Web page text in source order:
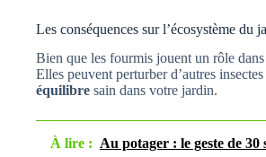
Les conséquences sur l’écosystème du
Bien que les fourmis jouent un rôle
Elles peuvent perturber d’autres
équilibre sain dans votre jardin.
À lire : Au potager : le geste de 30